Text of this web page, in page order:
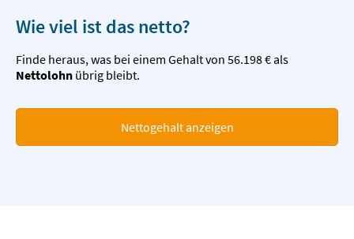
Wie viel ist das netto?
Finde heraus, was bei einem Gehalt von 56.198 € als
Nettolohn übrig bleibt.
Nettogehalt anzeigen